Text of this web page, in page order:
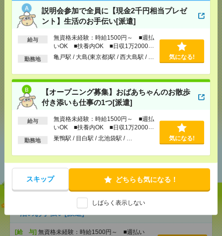
説明会参加で全員に【現金2千円相当プレゼ
ント】生活のお手伝い[派遣]
給与
無資格未経験：時給1500円～ ■週払
いOK ■扶養内OK ■日収1万2000円
以上
勤務地 亀戸駅 / 大島(東京都)駅 / 西大島駅 / … 気になる!
【オープニング募集】おばあちゃんのお散歩
付き添いも仕事の1つ[派遣]
給与
無資格未経験：時給1500円～ ■週払
いOK ■扶養内OK ■日収1万2000円
以上
勤務地 巣鴨駅 / 目白駅 / 北池袋駅 / … 気になる!
スキップ どちらも気になる！
しばらく表示しない
応募ページへ
気になる！ 電話応募
メールで送る LINEで送る
説明会参加で全員に【現金2千円相当プレゼント】生
活のお手伝い[派遣]
[給 与] 無資格未経験：時給1500円～ ■週払い